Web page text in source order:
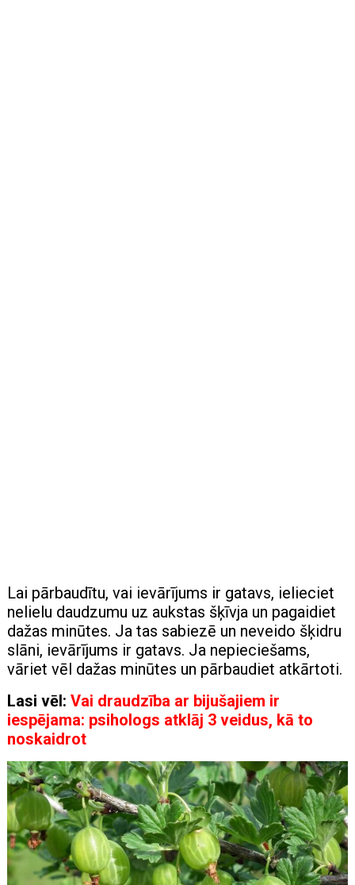
Lai pārbaudītu, vai ievārījums ir gatavs, ielieciet
nelielu daudzumu uz aukstas šķīvja un pagaidiet
dažas minūtes. Ja tas sabiezē un neveido šķidru
slāni, ievārījums ir gatavs. Ja nepieciešams,
vāriet vēl dažas minūtes un pārbaudiet atkārtoti.
Lasi vēl:Vai draudzība ar bijušajiem ir
iespējama: psihologs atklāj 3 veidus, kā to
noskaidrot